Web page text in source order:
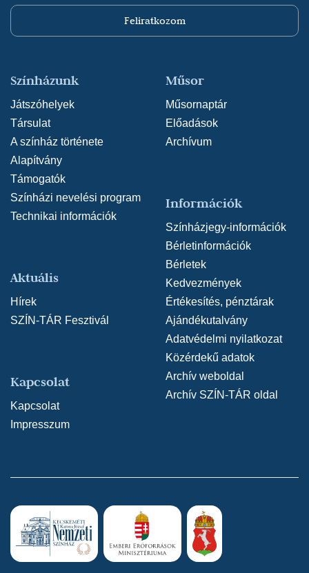
Feliratkozom
Színházunk
Játszóhelyek
Társulat
A színház története
Alapítvány
Támogatók
Színházi nevelési program
Technikai információk
Műsor
Műsornaptár
Előadások
Archívum
Aktuális
Hírek
SZÍN-TÁR Fesztivál
Információk
Színházjegy-információk
Bérletinformációk
Bérletek
Kedvezmények
Értékesítés, pénztárak
Ajándékutalvány
Adatvédelmi nyilatkozat
Közérdekű adatok
Archív weboldal
Archív SZÍN-TÁR oldal
Kapcsolat
Kapcsolat
Impresszum